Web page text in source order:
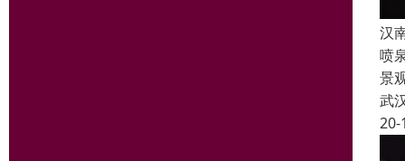
汉
喷
景
武
20-